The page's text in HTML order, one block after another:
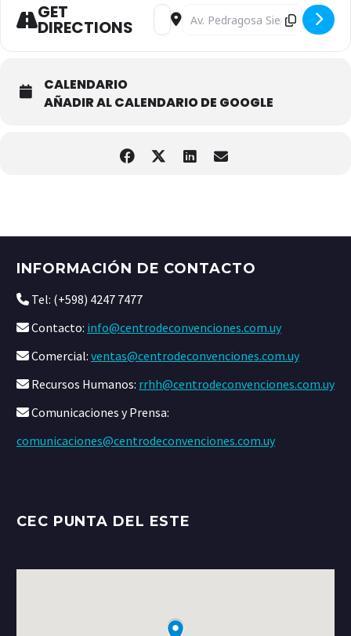
GET
DIRECTIONS
Address - X RIDERS [ZIaTzqMzg]
Destination Address - X RIDERS
CALENDARIO
AÑADIR AL CALENDARIO DE GOOGLE
INFORMACIÓN DE CONTACTO
Tel: (+598) 4247 7477
Contacto: info@centrodeconvenciones.com.uy
Comercial: ventas@centrodeconvenciones.com.uy
Recursos Humanos: rrhh@centrodeconvenciones.com.uy
Comunicaciones y Prensa:
comunicaciones@centrodeconvenciones.com.uy
CEC PUNTA DEL ESTE